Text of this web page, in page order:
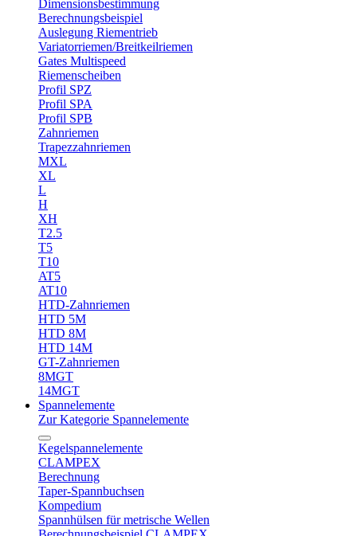
Dimensionsbestimmung
Berechnungsbeispiel
Auslegung Riementrieb
Variatorriemen/Breitkeilriemen
Gates Multispeed
Riemenscheiben
Profil SPZ
Profil SPA
Profil SPB
Zahnriemen
Trapezzahnriemen
MXL
XL
L
H
XH
T2.5
T5
T10
AT5
AT10
HTD-Zahnriemen
HTD 5M
HTD 8M
HTD 14M
GT-Zahnriemen
8MGT
14MGT
Spannelemente
Zur Kategorie Spannelemente
Kegelspannelemente
CLAMPEX
Berechnung
Taper-Spannbuchsen
Kompedium
Spannhülsen für metrische Wellen